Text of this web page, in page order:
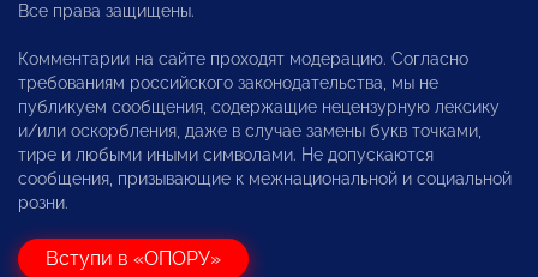
Все права защищены.
Комментарии на сайте проходят модерацию. Согласно
требованиям российского законодательства, мы не
публикуем сообщения, содержащие нецензурную лексику
и/или оскорбления, даже в случае замены букв точками,
тире и любыми иными символами. Не допускаются
сообщения, призывающие к межнациональной и социальной
розни.
Вступи в «ОПОРУ»